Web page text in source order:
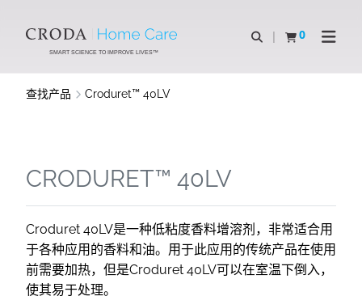
CONTENTSMART SCIENCE TO IMPROVE LIVES™
Open Search
0
查看购物车Open
查找产品 Croduret™ 40LV
CRODURET™ 40LV
Croduret 40LV是一种低粘度香料增溶剂，非常适合用
于各种应用的香料和油。用于此应用的传统产品在使用
前需要加热，但是Croduret 40LV可以在室温下倒入，
使其易于处理。